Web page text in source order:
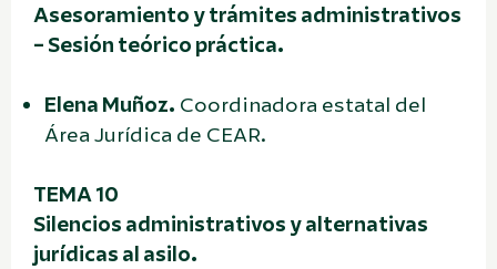
Asesoramiento y trámites administrativos
– Sesión teórico práctica.
Elena Muñoz. Coordinadora estatal del
Área Jurídica de CEAR.
TEMA 10
Silencios administrativos y alternativas
jurídicas al asilo.